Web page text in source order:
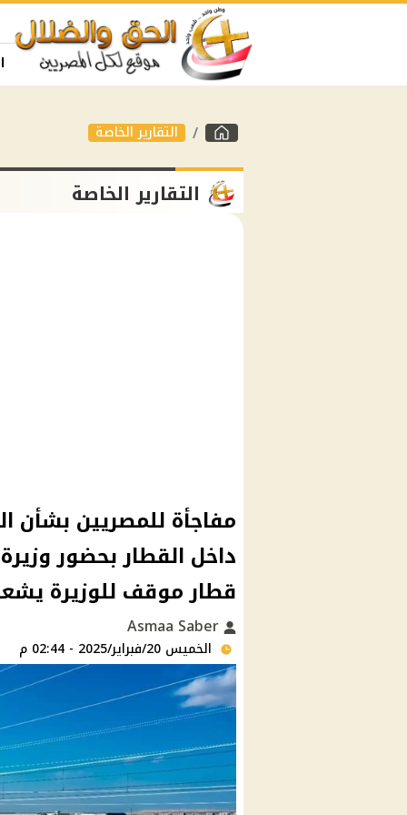
التقارير الخاصة
التقارير الخاصة
داخل القطار بحضور
قطار موقف للوزيرة
الخميس 20/فبراير/2025 - 02:44 م